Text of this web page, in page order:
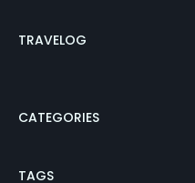
TRAVELOG
CATEGORIES
TAGS